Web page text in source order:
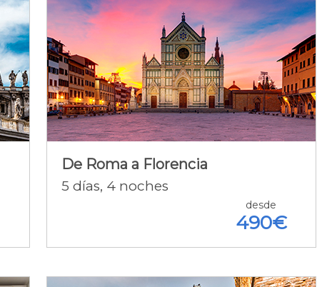
De Roma a Florencia
5días, 4 noches
desde
490€
De Roma a Florencia
2N. Roma A.D. + 2N. Florencia
A.D.+ Vuelos + Tren + Seguro +
Detalle de la oferta [+]